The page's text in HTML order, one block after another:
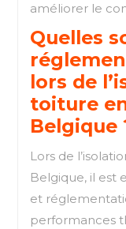
améliorer le
Quelles
lors de
toiture
Belgique
Lors de
Belgique, il est
et
performances